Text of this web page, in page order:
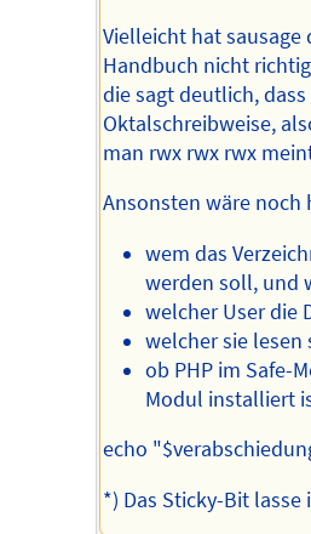
Vielleicht hat sausage
Handbuch nicht
die sagt deutlich,
Oktalschreibweise,
man rwx rwx rwx
Ansonsten wäre noch
wem das
werden soll, und
welcher User die
welcher sie lesen
ob PHP im Safe-
Modul installiert
echo
*) Das Sticky-Bit